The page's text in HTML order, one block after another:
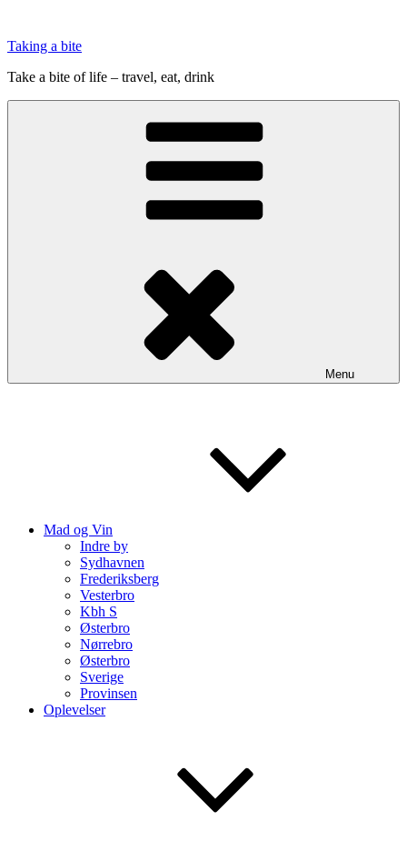
indhold
Taking a bite
Take a bite of life – travel, eat, drink
Menu
Mad og Vin
Indre by
Sydhavnen
Frederiksberg
Vesterbro
Kbh S
Østerbro
Nørrebro
Østerbro
Sverige
Provinsen
Oplevelser